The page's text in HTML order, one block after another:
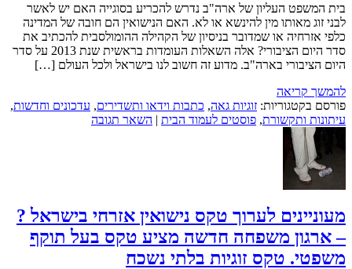
בית המשפט העליון של ארה"ב נדרש להכריע בסוגייה האם יש לאשר
לבני זוג מאותו מין להינשא או לא. האם הנישואין הם חובה של המדינה
כלפי אזרחיה או שמדובר בניסיון של הקהילה ההומולסבית להכתיב את
סדר היום הציבורי? אלה השאלות העומדות בראשית שנת 2013 על סדר
היום הציבורי בארה"ב. מדוע זה חשוב לנו בישראל ולכל העולם […]
להמשך קריאה
פורסם בקטגוריות: זוגיות גאה, כתבות וידאו ותשדירים, עדכונים וחדשות,
עיתונות ותקשורת, פוסטים לעמוד הבית | השאר תגובה
מעוניינים לערוך טקס נישואין אזרחי בישראל ?
– ארגון משפחה חדשה מציע טקס בעל תוקף
משפטי. טקס זוגיות בלתי נשכח